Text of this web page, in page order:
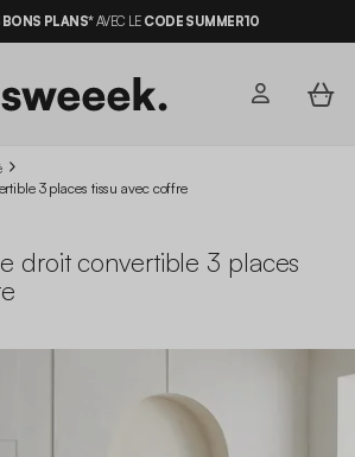
BONS PLANS*AVEC LE CODE SUMMER10
3 places tissu avec coffre
droit convertible 3 places